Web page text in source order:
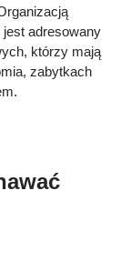
jest adresowany
którzy mają
zabytkach